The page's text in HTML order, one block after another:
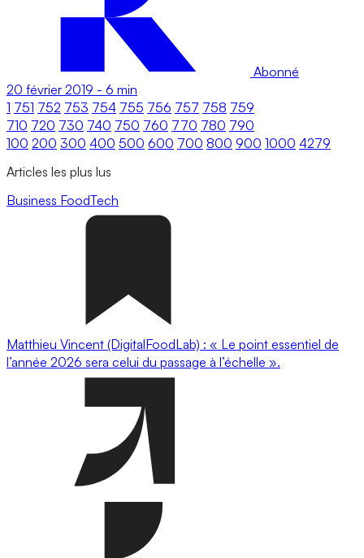
Abonné
20 février 2019 - 6 min
1 751 752 753 754 755 756 757 758 759
710 720 730 740 750 760 770 780 790
100 200 300 400 500 600 700 800 900 1000 4279
Articles les plus lus
Business FoodTech
Matthieu Vincent (DigitalFoodLab) : « Le point essentiel de
l’année 2026 sera celui du passage à l’échelle ».